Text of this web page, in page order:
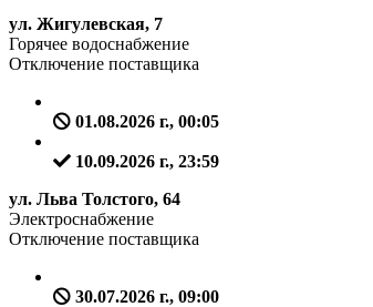
ул. Жигулевская, 7
Горячее водоснабжение
Отключение поставщика
01.08.2026 г., 00:05
10.09.2026 г., 23:59
ул. Льва Толстого, 64
Электроснабжение
Отключение поставщика
30.07.2026 г., 09:00